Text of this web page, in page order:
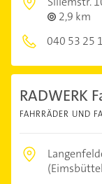
2,9 km
040 53 25
RADWERK
FAHRRÄDER UND